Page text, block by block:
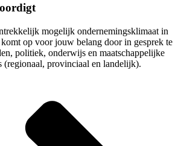
mogelijk ondernemingsklimaat in
op voor jouw belang door in gesprek te
politiek, onderwijs en maatschappelijke
(regionaal, provinciaal en landelijk).